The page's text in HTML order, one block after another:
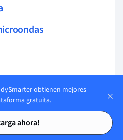
de estudio
de estudio
obtienen mejores
gratuita.
ahora!